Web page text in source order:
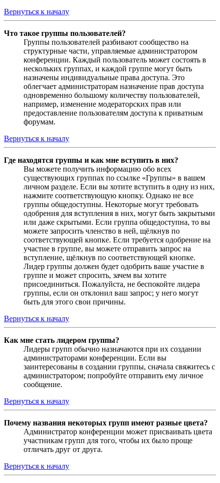
Вернуться к началу
Что такое группы пользователей?
Группы пользователей разбивают сообщество на
структурные части, управляемые администратором
конференции. Каждый пользователь может состоять в
нескольких группах, и каждой группе могут быть
назначены индивидуальные права доступа. Это
облегчает администраторам назначение прав доступа
одновременно большому количеству пользователей,
например, изменение модераторских прав или
предоставление пользователям доступа к приватным
форумам.
Вернуться к началу
Где находятся группы и как мне вступить в них?
Вы можете получить информацию обо всех
существующих группах по ссылке «Группы» в вашем
личном разделе. Если вы хотите вступить в одну из них,
нажмите соответствующую кнопку. Однако не все
группы общедоступны. Некоторые могут требовать
одобрения для вступления в них, могут быть закрытыми
или даже скрытыми. Если группа общедоступна, то вы
можете запросить членство в ней, щёлкнув по
соответствующей кнопке. Если требуется одобрение на
участие в группе, вы можете отправить запрос на
вступление, щёлкнув по соответствующей кнопке.
Лидер группы должен будет одобрить ваше участие в
группе и может спросить, зачем вы хотите
присоединиться. Пожалуйста, не беспокойте лидера
группы, если он отклонил ваш запрос; у него могут
быть для этого свои причины.
Вернуться к началу
Как мне стать лидером группы?
Лидеры групп обычно назначаются при их создании
администраторами конференции. Если вы
заинтересованы в создании группы, сначала свяжитесь с
администратором; попробуйте отправить ему личное
сообщение.
Вернуться к началу
Почему названия некоторых групп имеют разные цвета?
Администратор конференции может присваивать цвета
участникам групп для того, чтобы их было проще
отличать друг от друга.
Вернуться к началу